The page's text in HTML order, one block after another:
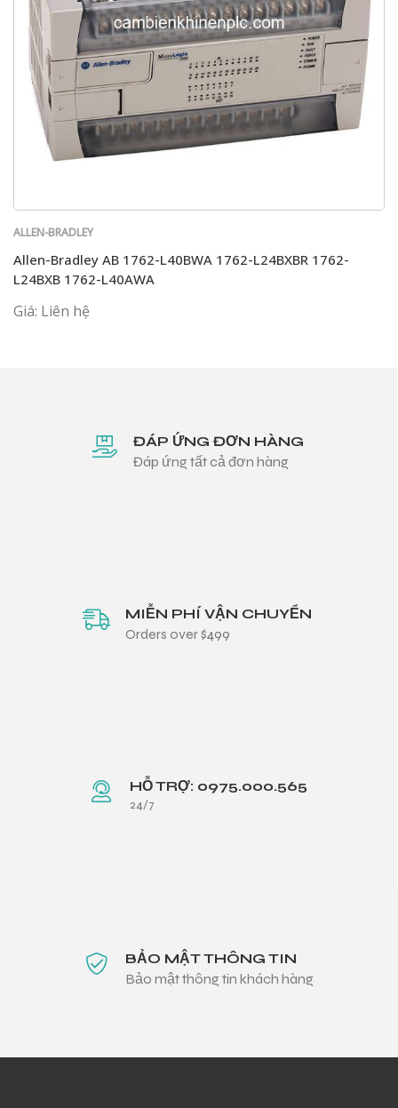
ALLEN-BRADLEY
Allen-Bradley AB 1762-L40BWA 1762-L24BXBR 1762-
L24BXB 1762-L40AWA
Giá: Liên hệ
ĐÁP ỨNG ĐƠN HÀNG
Đáp ứng tất cả đơn hàng
MIỄN PHÍ VẬN CHUYỂN
Orders over $499
HỖ TRỢ: 0975.000.565
24/7
BẢO MẬT THÔNG TIN
Bảo mật thông tin khách hàng